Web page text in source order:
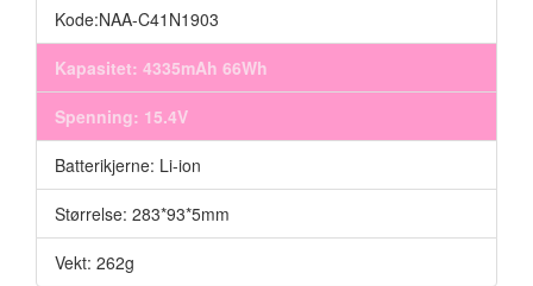
Kode:NAA-C41N1903
Kapasitet: 4335mAh 66Wh
Spenning: 15.4V
Batterikjerne: Li-ion
Størrelse: 283*93*5mm
Vekt: 262g